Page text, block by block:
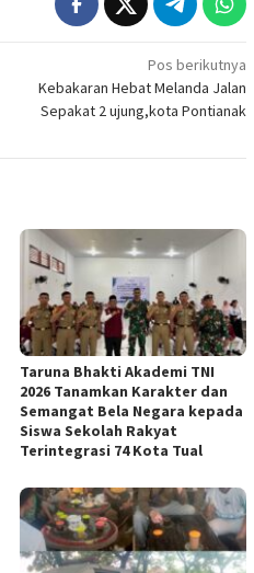
Pos berikutnya
Kebakaran Hebat Melanda Jalan
Sepakat 2 ujung,kota Pontianak
Taruna Bhakti Akademi TNI
2026 Tanamkan Karakter dan
Semangat Bela Negara kepada
Siswa Sekolah Rakyat
Terintegrasi 74 Kota Tual